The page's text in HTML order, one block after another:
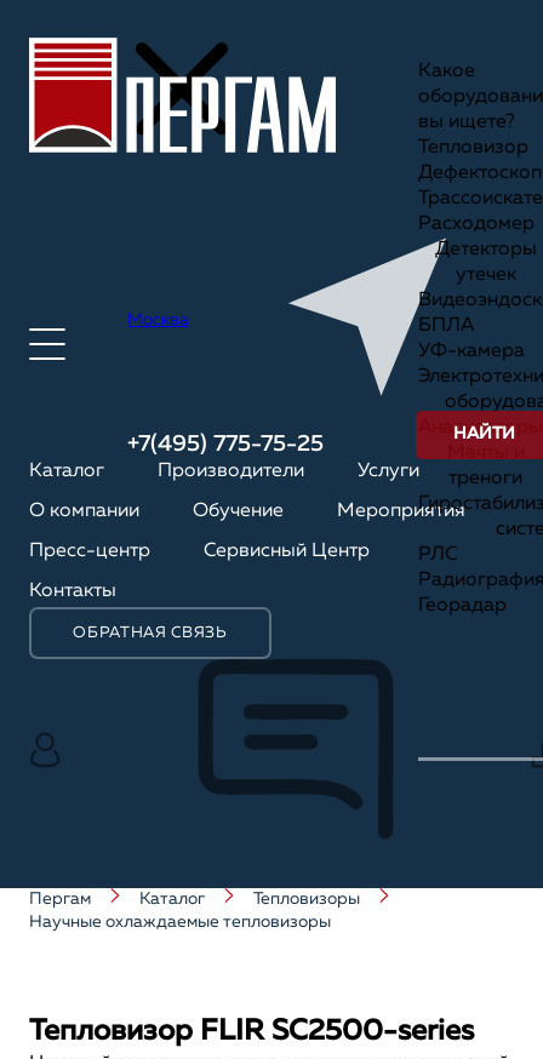
Москва
+7(495) 775-75-25
Каталог Производители Услуги
О компании Обучение Мероприятия
Пресс-центр Сервисный Центр
Контакты
ОБРАТНАЯ СВЯЗЬ
Какое
вы ищете?
Тепловизор
Дефектоскоп
Расходомер
Детекторы
утечек
БПЛА
УФ-камера
Анализаторы
треноги
РЛС
Георадар
НАЙТИ
Пергам Каталог
Тепловизоры
Научные охлаждаемые тепловизоры
Тепловизор FLIR SC2500-series